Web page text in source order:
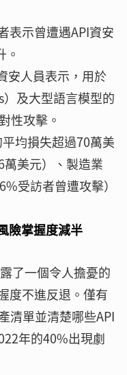
表示曾遭遇API資安
安人員表示，用於
及大型語言模型的
性攻擊。
均損失超過70萬美
美元）、製造業
受訪者曾遭攻擊）
險掌握度減半
了一個令人擔憂的
度不進反退。僅有
清單並清楚哪些API
年的40%出現劇